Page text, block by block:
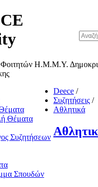
Φοιτητών Η.Μ.Μ.Υ.
Θέματα
Συζητήσεων
Σπουδών
Deece /
Συζητήσεις /
Αθλητικά